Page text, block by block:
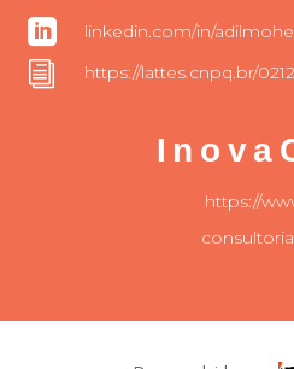
 linkedin.com/in/
i https://lattes.cnpq.br/
https://